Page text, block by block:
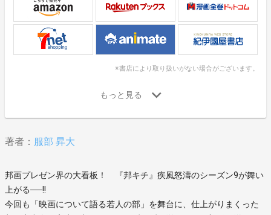
※書店により取り扱いがない場合がございます。
著者： 服部 昇大
邦画プレゼン界の大看板！ 『邦キチ』疾風怒濤のシーズン9が舞い
上がる──!!
今回も「映画について語る若人の部」を舞台に、仕上がりまくった